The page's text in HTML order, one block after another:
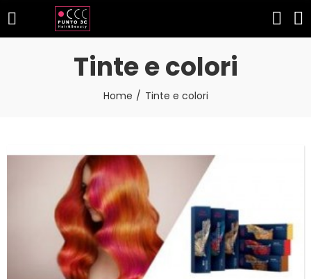
Tinte e colori
Home Tinte e colori